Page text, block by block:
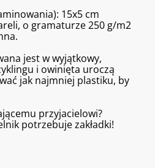
15x5 cm
o gramaturze 250 g/m2
jest w wyjątkowy,
i owinięta uroczą
jak najmniej plastiku, by
przyjacielowi?
potrzebuje zakładki!